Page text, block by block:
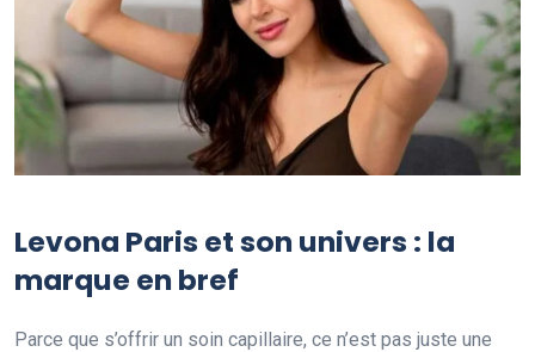
Levona Paris et son univers : la
marque en bref
Parce que s’offrir un soin capillaire, ce n’est pas juste une